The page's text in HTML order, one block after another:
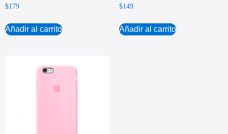
$179
Añadir al carrito
$149
Añadir al carrito